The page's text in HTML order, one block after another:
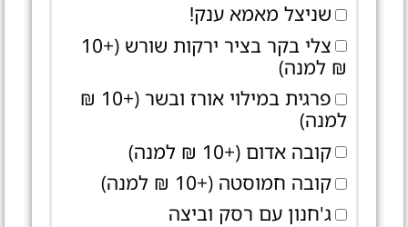
שניצל מאמא ענק!
צלי בקר בציר ירקות שורש (+10
₪ למנה)
פרגית במילוי אורז ובשר (+10 ₪
למנה)
קובה אדום (+10 ₪ למנה)
קובה חמוסטה (+10 ₪ למנה)
ג'חנון עם רסק וביצה